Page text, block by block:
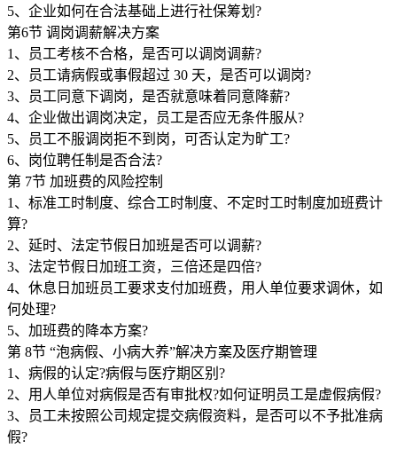
5、企业如何在合法基础上进行社保筹划?
第6节 调岗调薪解决方案
1、员工考核不合格，是否可以调岗调薪?
2、员工请病假或事假超过 30 天，是否可以调岗?
3、员工同意下调岗，是否就意味着同意降薪?
4、企业做出调岗决定，员工是否应无条件服从?
5、员工不服调岗拒不到岗，可否认定为旷工?
6、岗位聘任制是否合法?
第 7节 加班费的风险控制
1、标准工时制度、综合工时制度、不定时工时制度加班费计
算?
2、延时、法定节假日加班是否可以调薪?
3、法定节假日加班工资，三倍还是四倍?
4、休息日加班员工要求支付加班费，用人单位要求调休，如
何处理?
5、加班费的降本方案?
第 8节 “泡病假、小病大养”解决方案及医疗期管理
1、病假的认定?病假与医疗期区别?
2、用人单位对病假是否有审批权?如何证明员工是虚假病假?
3、员工未按照公司规定提交病假资料，是否可以不予批准病
假?